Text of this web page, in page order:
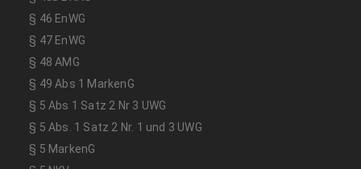
§ 46 EnWG
§ 47 EnWG
§ 48 AMG
§ 49 Abs 1 MarkenG
§ 5 Abs 1 Satz 2 Nr 3 UWG
§ 5 Abs. 1 Satz 2 Nr. 1 und 3 UWG
§ 5 MarkenG